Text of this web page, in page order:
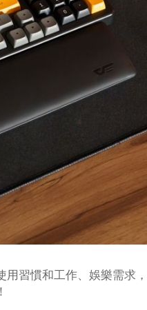
習慣和工作、娛樂需求